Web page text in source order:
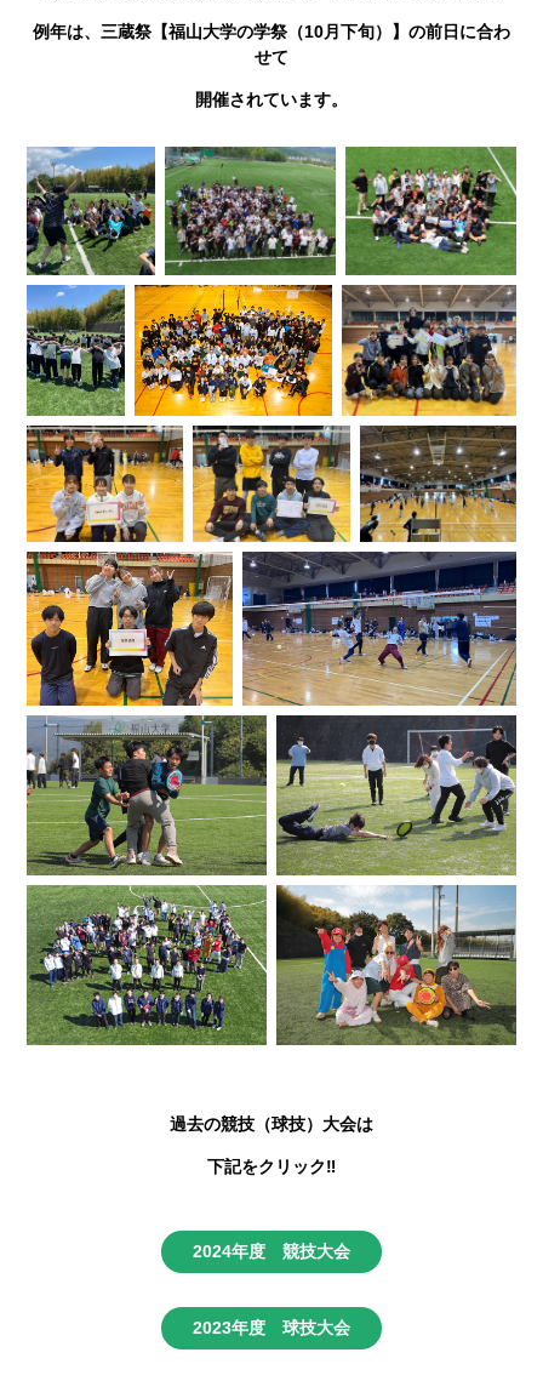
例年は、三蔵祭【福山大学の学祭（10月下旬）】の前日に合わ
せて
開催されています。
過去の競技（球技）大会は
下記をクリック‼
2024年度 競技大会
2023年度 球技大会